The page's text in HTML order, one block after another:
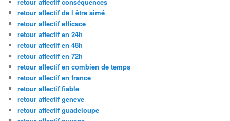
retour affectif de l être aimé
retour affectif efficace
retour affectif en 24h
retour affectif en 48h
retour affectif en 72h
retour affectif en combien de temps
retour affectif en france
retour affectif fiable
retour affectif geneve
retour affectif guadeloupe